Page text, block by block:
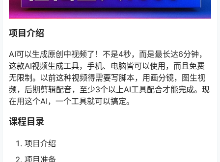
项目介绍
AI可以生成原创中视频了！不是4秒，而是最长达6分钟，
这款AI视频生成工具，手机、电脑皆可以使用，而且免费
无限制。以前这种视频得需要写脚本，用画分镜，图生视
频，后期剪辑配音，至少3个以上AI工具配合才能完成。现
在用这个AI，一个工具就可以搞定。
课程目录
项目介绍
项目准备